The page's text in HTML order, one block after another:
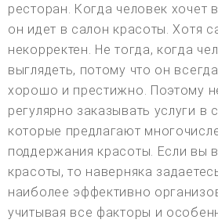
ресторан. Когда человек хочет
он идет в салон красоты. Хотя
некорректен. Не тогда, когда
выглядеть, потому что он
хорошо и престижно. Поэтому
регулярно заказывать услуги в
которые предлагают
поддержания красоты. Если вы
красоты, то наверняка
наиболее эффективно
учитывая все факторы и